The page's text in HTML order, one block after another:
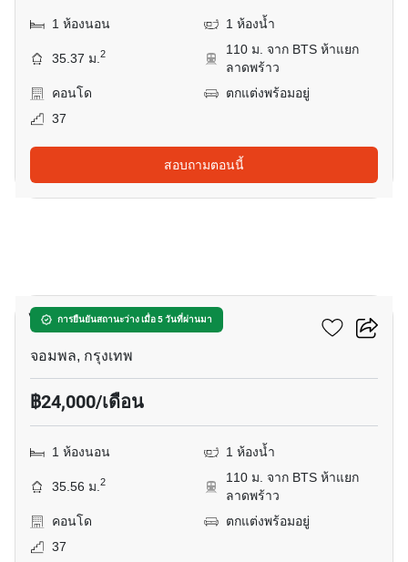
1 ห้องนอน 1 ห้องน้ำ
35.37 ม.2
110 ม. จาก BTS ห้าแยก
ลาดพร้าว
คอนโด
ตกแต่งพร้อมอยู่
37
สอบถามตอนนี้
การยืนยันสถานะว่าง เมื่อ 5 วันที่ผ่านมา
ไลฟ์ ลาดพร้าว แวลลีย์
จอมพล, กรุงเทพ
฿24,000/เดือน
1 ห้องนอน 1 ห้องน้ำ
35.56 ม.2
110 ม. จาก BTS ห้าแยก
ลาดพร้าว
คอนโด
ตกแต่งพร้อมอยู่
37